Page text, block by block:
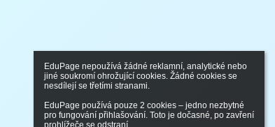
EduPage nepoužívá žádné reklamní, analytické nebo
jiné soukromí ohrožující cookies. Žádné cookies se
nesdílejí se třetími stranami.
EduPage používá pouze 2 cookies – jedno nezbytné
pro fungování přihlašování. Toto je dočasné, po zavření
prohlížeče se odstraní.